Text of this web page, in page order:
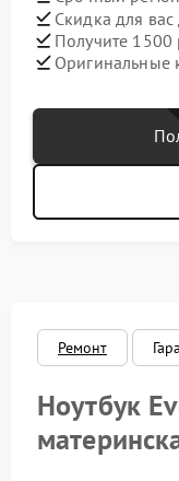
Скидка для вас
Получите 1500
Оригинальные
Ремонт
Ноутбук